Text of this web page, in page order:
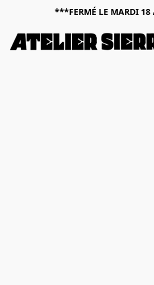
***FERMÉ LE MARDI